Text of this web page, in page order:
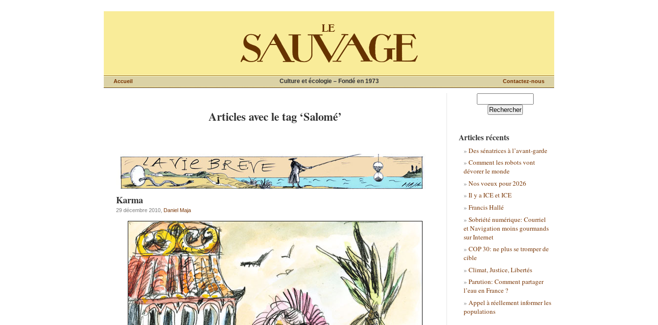
Culture et écologie – Fondé en 1973
Accueil Contactez-nous
Articles avec le tag ‘Salomé’
Karma
29 décembre 2010, Daniel Maja
Articles récents
Des sénatrices à l’avant-garde
Comment les robots vont
dévorer le monde
Nos voeux pour 2026
Il y a ICE et ICE
Francis Hallé
Sobriété numérique: Courriel
et Navigation moins gourmands
sur Internet
COP 30: ne plus se tromper de
cible
Climat, Justice, Libertés
Parution: Comment partager
l’eau en France ?
Appel à réellement informer les
populations